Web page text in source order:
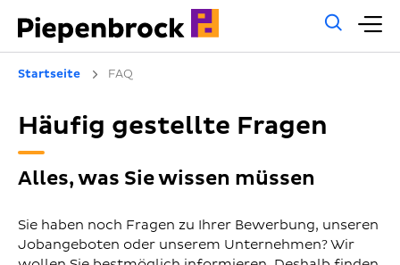
Startseite FAQ
Häufig gestellte Fragen
Alles, was Sie wissen müssen
Sie haben noch Fragen zu Ihrer Bewerbung, unseren
Jobangeboten oder unserem Unternehmen? Wir